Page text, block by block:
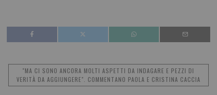
"MA CI SONO ANCORA MOLTI ASPETTI DA INDAGARE E PEZZI DI
VERITÀ DA AGGIUNGERE". COMMENTANO PAOLA E CRISTINA CACCIA